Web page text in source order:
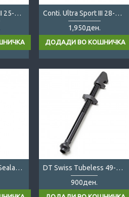
Conti. Ultra Sport III 25-622 folding
Conti. Ultra Sport III 28-622 folding
1,950ден.
Continental Revo Sealant 240ml
DT Swiss Tubeless 49-65mm
900ден.